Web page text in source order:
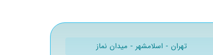
تهران - اسلامشهر - میدان نماز